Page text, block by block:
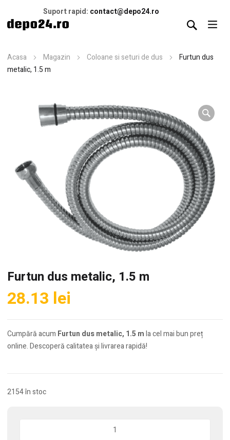
Suport rapid: contact@depo24.ro
Acasa Magazin Coloane si seturi de dus
Furtun dus
metalic, 1.5 m
Furtun dus metalic, 1.5 m
28.13 lei
Cumpără acum Furtun dus metalic, 1.5 mla cel mai bun preț
online. Descoperă calitatea și livrarea rapidă!
2154 în stoc